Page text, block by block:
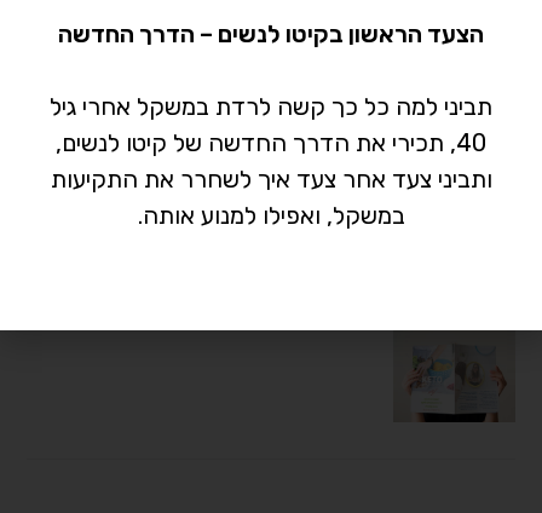
איזו שאלה פשוטה שהתשובה עליה כל כך
מסובכת.⠀ אפשר לשאול את אותה השאלה
מהכיוון ההפוך- למה עליתי במשקל?⠀ כשאנחנו
צעירות והכל מאוזן (-השינה, הווסת, אין לנו מתח
הצעד הראשון בקיטו לנשים – הדרך החדשה
תביני למה כל כך קשה לרדת במשקל אחרי גיל
40, תכירי את הדרך החדשה של קיטו לנשים,
ותביני צעד אחר צעד איך לשחרר את התקיעות
במשקל, ואפילו למנוע אותה.